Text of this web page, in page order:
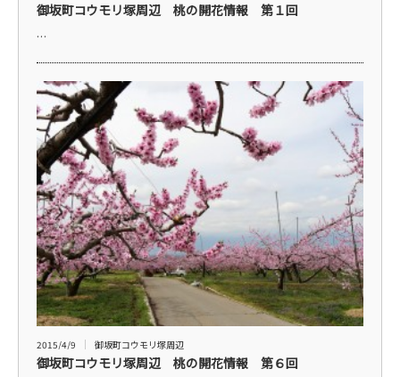
御坂町コウモリ塚周辺 桃の開花情報 第１回
…
2015/4/9 御坂町コウモリ塚周辺
御坂町コウモリ塚周辺 桃の開花情報 第６回